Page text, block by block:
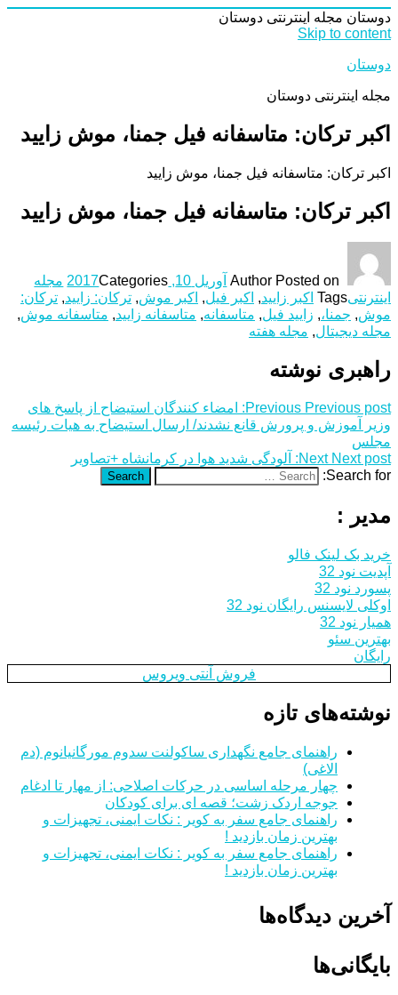
دوستان مجله اینترنتی دوستان
Skip to content
دوستان
مجله اینترنتی دوستان
اکبر ترکان: متاسفانه فیل جمنا، موش زایید
اکبر ترکان: متاسفانه فیل جمنا، موش زایید
اکبر ترکان: متاسفانه فیل جمنا، موش زایید
Author Posted on آوریل 10, 2017 Categories
مجله
اینترنتیTags اکبر زایید, اکبر فیل, اکبر موش, ترکان: زایید, ترکان:
موش, جمنا،, زایید فیل, متاسفانه, متاسفانه زایید, متاسفانه موش,
مجله دیجیتال, مجله هفته
راهبری نوشته
Previous Previous post:
امضاء کنندگان استیضاح از پاسخ های
وزیر آموزش و پرورش قانع نشدند/ ارسال استیضاح به هیات رئیسه
مجلس
Next Next post:
آلودگی شدید هوا در کرمانشاه +تصاویر
Search for:
Search
مدیر :
خرید بک لینک فالو
آپدیت نود 32
پسورد نود 32
اوکلی لایسنس رایگان نود 32
همیار نود 32
بهترین سئو
رایگان
فروش آنتی ویروس
نوشته‌های تازه
راهنمای جامع نگهداری ساکولنت سدوم مورگانیانوم (دم
الاغی)
چهار مرحله اساسی در حرکات اصلاحی: از مهار تا ادغام
جوجه اردک زشت؛ قصه ای برای کودکان
راهنمای جامع سفر به کویر : نکات ایمنی، تجهیزات و
بهترین زمان بازدید !
راهنمای جامع سفر به کویر : نکات ایمنی، تجهیزات و
بهترین زمان بازدید !
آخرین دیدگاه‌ها
بایگانی‌ها